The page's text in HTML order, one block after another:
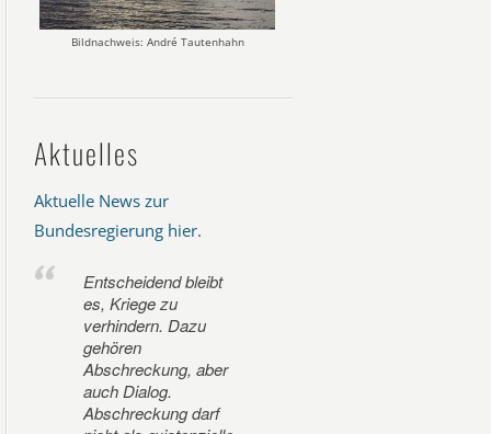
Bildnachweis: André Tautenhahn
Aktuelles
Aktuelle News zur
Bundesregierung hier.
Entscheidend bleibt
es, Kriege zu
verhindern. Dazu
gehören
Abschreckung, aber
auch Dialog.
Abschreckung darf